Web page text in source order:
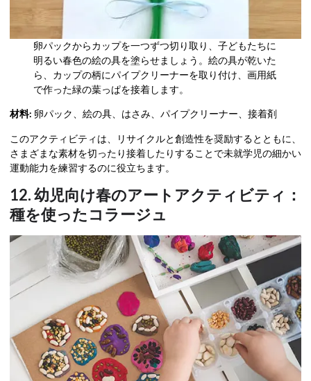
卵パックからカップを一つずつ切り取り、子どもたちに
明るい春色の絵の具を塗らせましょう。絵の具が乾いた
ら、カップの柄にパイプクリーナーを取り付け、画用紙
で作った緑の葉っぱを接着します。
材料: 卵パック、絵の具、はさみ、パイプクリーナー、接着剤
このアクティビティは、リサイクルと創造性を奨励するとともに、
さまざまな素材を切ったり接着したりすることで未就学児の細かい
運動能力を練習するのに役立ちます。
12. 幼児向け春のアートアクティビティ：
種を使ったコラージュ